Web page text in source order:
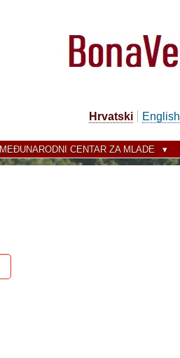
Hrvatski English
MEĐUNARODNI CENTAR ZA MLADE